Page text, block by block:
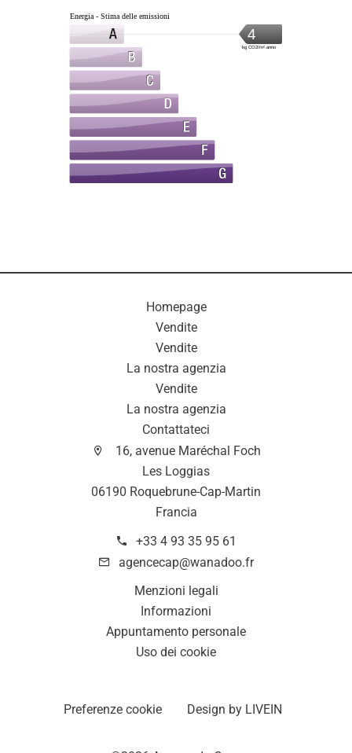
Energia - Stima delle emissioni
4
kg CO2/m².anno
Homepage
Vendite
Vendite
La nostra agenzia
Vendite
La nostra agenzia
Contattateci
16, avenue Maréchal Foch
Les Loggias
06190 Roquebrune-Cap-Martin
Francia
+33 4 93 35 95 61
agencecap@wanadoo.fr
Menzioni legali
Informazioni
Appuntamento personale
Uso dei cookie
Preferenze cookie Design by LIVEIN